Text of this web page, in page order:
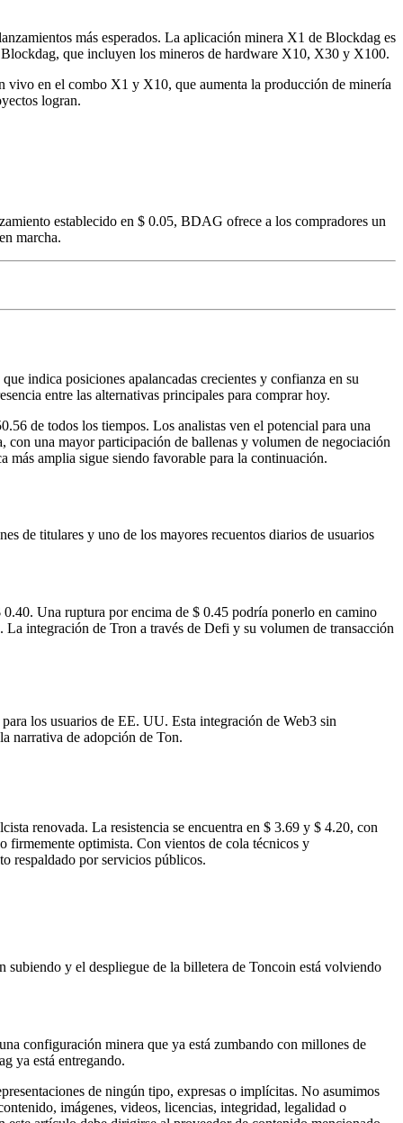
más esperados. La aplicación minera X1 de Blockdag es
que incluyen los mineros de hardware X10, X30 y X100.
vivo en el combo X1 y X10, que aumenta la producción de minería
logran.
establecido en $ 0.05, BDAG ofrece a los compradores un
marcha.
indica posiciones apalancadas crecientes y confianza en su
entre las alternativas principales para comprar hoy.
de todos los tiempos. Los analistas ven el potencial para una
con una mayor participación de ballenas y volumen de negociación
más amplia sigue siendo favorable para la continuación.
de titulares y uno de los mayores recuentos diarios de usuarios
Una ruptura por encima de $ 0.45 podría ponerlo en camino
integración de Tron a través de Defi y su volumen de transacción
los usuarios de EE. UU. Esta integración de Web3 sin
narrativa de adopción de Ton.
renovada. La resistencia se encuentra en $ 3.69 y $ 4.20, con
firmemente optimista. Con vientos de cola técnicos y
respaldado por servicios públicos.
subiendo y el despliegue de la billetera de Toncoin está volviendo
configuración minera que ya está zumbando con millones de
ya está entregando.
de ningún tipo, expresas o implícitas. No asumimos
imágenes, videos, licencias, integridad, legalidad o